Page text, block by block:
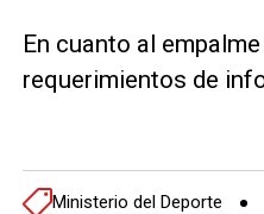
En cuanto al
requerimientos de
Ministerio del Deporte